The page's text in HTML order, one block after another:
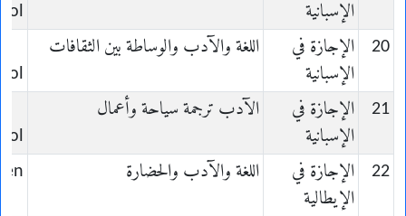
الإسبانية
20
الإجازة في
الإسبانية
اللغة والآدب والوساطة بين الثقافات
21
الإجازة في
الإسبانية
الآدب ترجمة سياحة وأعمال
22
الإجازة في
الإيطالية
اللغة والآدب والحضارة